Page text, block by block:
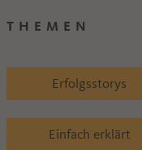
THEMEN
Erfolgsstorys
Einfach erklärt